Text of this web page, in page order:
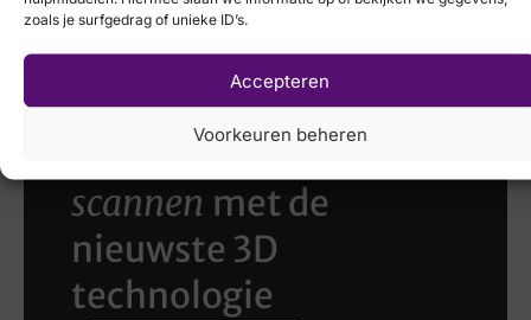
zoals je surfgedrag of unieke ID’s.
Accepteren
Voorkeuren beheren
Laat uw voeten
scannen met de
nieuwste 3D
technologie